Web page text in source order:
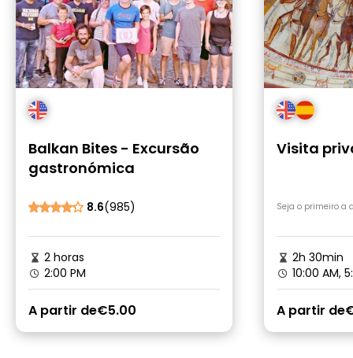
Balkan Bites - Excursão
gastronómica
8.6(985)
2 horas
2:00 PM
A partir de€5.00
Visita
Seja o primeiro a
2h 30min
10:00 AM,
A partir de